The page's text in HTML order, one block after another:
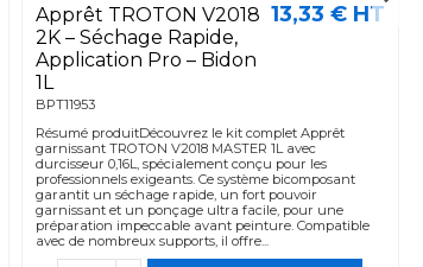
Apprêt TROTON V2018
2K – Séchage Rapide,
Application Pro – Bidon
1L
BPT11953
13,33 € HT
Résumé produitDécouvrez le kit complet Apprêt
garnissant TROTON V2018 MASTER 1L avec
durcisseur 0,16L, spécialement conçu pour les
professionnels exigeants. Ce système bicomposant
garantit un séchage rapide, un fort pouvoir
garnissant et un ponçage ultra facile, pour une
préparation impeccable avant peinture. Compatible
avec de nombreux supports, il offre...